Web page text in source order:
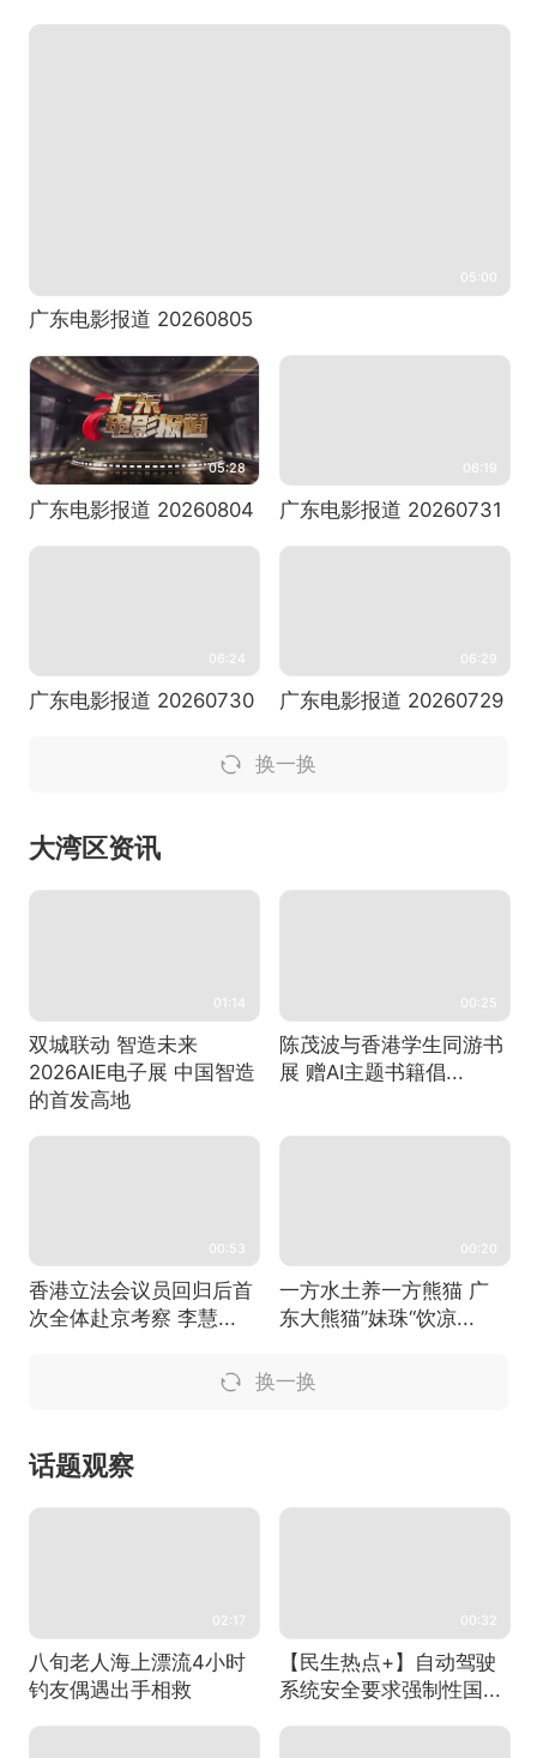
05:00
广东电影报道 20260805
05:28
广东电影报道 20260804
06:19
广东电影报道 20260731
06:24
广东电影报道 20260730
06:29
广东电影报道 20260729
换一换
大湾区资讯
01:14
双城联动 智造未来
2026AIE电子展 中国智造
的首发高地
00:25
陈茂波与香港学生同游书
展 赠AI主题书籍倡...
00:53
香港立法会议员回归后首
次全体赴京考察 李慧...
00:20
一方水土养一方熊猫 广
东大熊猫”妹珠“饮凉...
换一换
话题观察
02:17
八旬老人海上漂流4小时
钓友偶遇出手相救
00:32
【民生热点+】自动驾驶
系统安全要求强制性国...